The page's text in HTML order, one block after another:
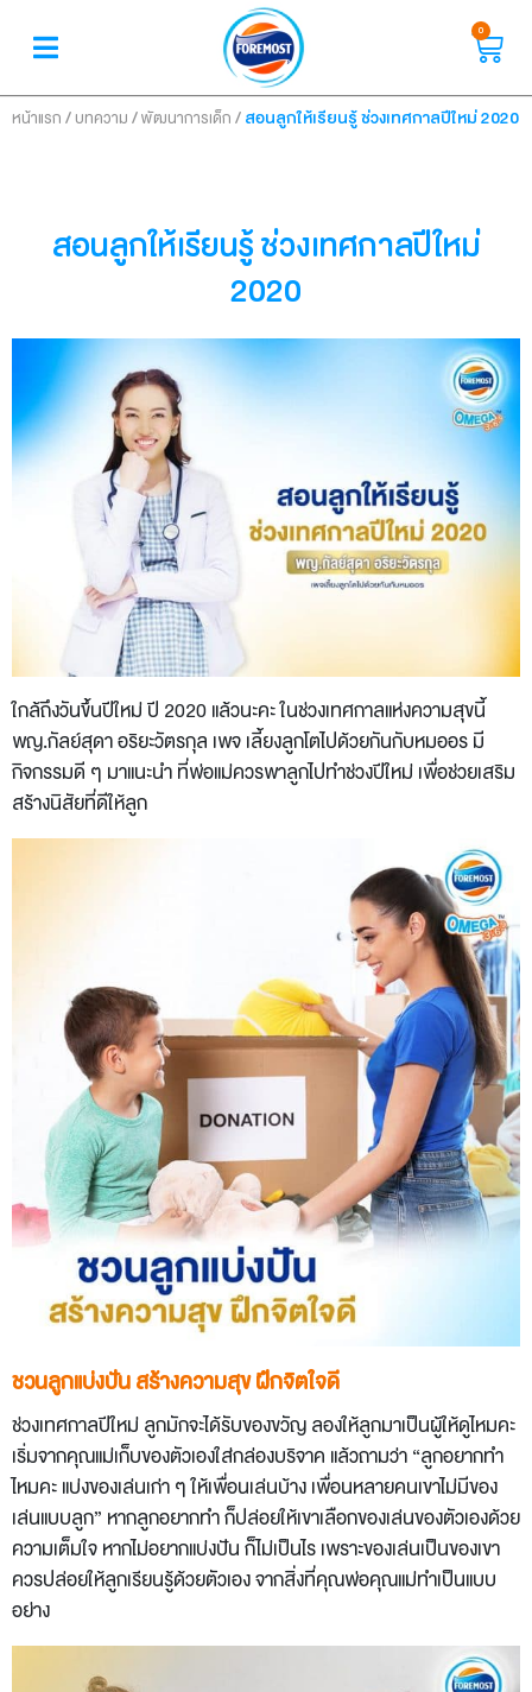
0
หน้าแรก / บทความ /พัฒนาการเด็ก /สอนลูกให้เรียนรู้ ช่วงเทศกาลปีใหม่ 2020
สอนลูกให้เรียนรู้ ช่วงเทศกาลปีใหม่
2020
ใกล้ถึงวันขึ้นปีใหม่ ปี 2020 แล้วนะคะ ในช่วงเทศกาลแห่งความสุขนี้
พญ.กัลย์สุดา อริยะวัตรกุล เพจ เลี้ยงลูกโตไปด้วยกันกับหมออร มี
กิจกรรมดี ๆ มาแนะนำ ที่พ่อแม่ควรพาลูกไปทำช่วงปีใหม่ เพื่อช่วยเสริม
สร้างนิสัยที่ดีให้ลูก
ชวนลูกแบ่งปัน สร้างความสุข ฝึกจิตใจดี
ช่วงเทศกาลปีใหม่ ลูกมักจะได้รับของขวัญ ลองให้ลูกมาเป็นผู้ให้ดูไหมคะ
เริ่มจากคุณแม่เก็บของตัวเองใส่กล่องบริจาค แล้วถามว่า “ลูกอยากทำ
ไหมคะ แบ่งของเล่นเก่า ๆ ให้เพื่อนเล่นบ้าง เพื่อนหลายคนเขาไม่มีของ
เล่นแบบลูก” หากลูกอยากทำ ก็ปล่อยให้เขาเลือกของเล่นของตัวเองด้วย
ความเต็มใจ หากไม่อยากแบ่งปัน ก็ไม่เป็นไร เพราะของเล่นเป็นของเขา
ควรปล่อยให้ลูกเรียนรู้ด้วยตัวเอง จากสิ่งที่คุณพ่อคุณแม่ทำเป็นแบบ
อย่าง